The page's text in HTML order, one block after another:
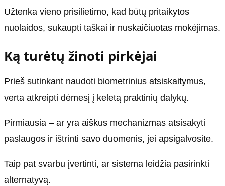
Užtenka vieno prisilietimo, kad būtų pritaikytos
nuolaidos, sukaupti taškai ir nuskaičiuotas mokėjimas.
Ką turėtų žinoti pirkėjai
Prieš sutinkant naudoti biometrinius atsiskaitymus,
verta atkreipti dėmesį į keletą praktinių dalykų.
Pirmiausia – ar yra aiškus mechanizmas atsisakyti
paslaugos ir ištrinti savo duomenis, jei apsigalvosite.
Taip pat svarbu įvertinti, ar sistema leidžia pasirinkti
alternatyvą.